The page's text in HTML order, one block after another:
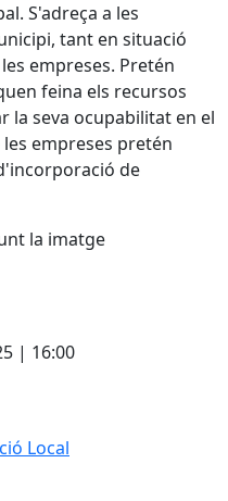
S'adreça a les
tant en situació
empreses. Pretén
feina els recursos
la seva ocupabilitat en el
empreses pretén
de
la imatge
| 16:00
Local